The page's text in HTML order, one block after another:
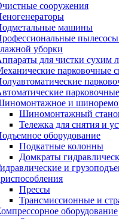
сооружения
машины
пылесосы
уборки
для чистки сухим
парковочные
и
Шиномонтажный
Тележка для снятия и
оборудование
Подкатные колонны
Домкраты
и
Прессы
Трансмиссионные и
оборудование